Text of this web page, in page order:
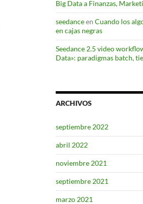
Big Data a Finanzas,
seedanceen Cuando los
en cajas negras
Seedance 2.5 video
Data»: paradigmas batch,
ARCHIVOS
septiembre 2022
abril 2022
noviembre 2021
septiembre 2021
marzo 2021